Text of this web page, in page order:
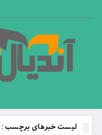
لیست خبرهای برچسب :